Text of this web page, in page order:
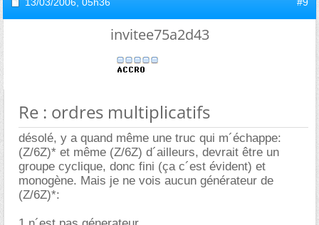
invitee75a2d43
Re : ordres multiplicatifs
désolé, y a quand même une truc qui m´échappe:
(Z/6Z)* et même (Z/6Z) d´ailleurs, devrait être un
groupe cyclique, donc fini (ça c´est évident) et
monogène. Mais je ne vois aucun générateur de
(Z/6Z)*: